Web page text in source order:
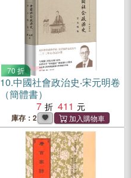
70 折
10.中國社會政治史‧宋元明卷
（簡體書）
7
411
庫存：2